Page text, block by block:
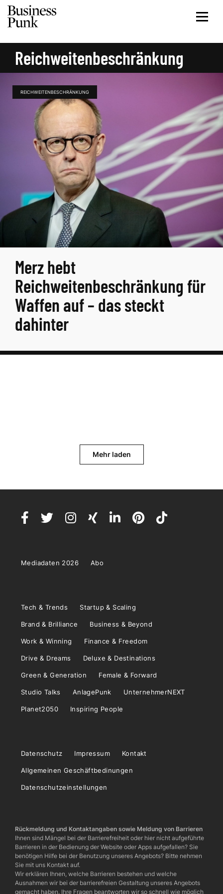
Reichweitenbeschränkung
REICHWEITENBESCHRÄNKUNG
Merz hebt
Reichweitenbeschränkung für
Waffen auf – das steckt
dahinter
Mehr laden
Mediadaten 2026 Abo
Tech & Trends Startup & Scaling
Brand & Brilliance Business & Beyond
Work & Winning Finance & Freedom
Drive & Dreams Deluxe & Destinations
Green & Generation Female & Forward
Studio Talks AnlagePunk UnternehmerNEXT
Planet2050 Inspiring People
Datenschutz Impressum Kontakt
Allgemeinen Geschäftbedinungen
Datenschutzeinstellungen
Rückmeldung und Kontaktangaben sowie Meldung von Barrieren
Ihnen sind Mängel bei der Barrierefreiheit oder hier nicht aufgeführte
Barrieren in der Bedienung der Website oder Apps aufgefallen? Sie
benötigen Hilfe bei der Benutzung unseres Angebots? Bitte nehmen
Sie mit uns Kontakt auf.
Wir erklären Ihnen, welche Barrieren bestehen und welche
Ausnahmen wir bei der barrierefreien Gestaltung unseres Angebots
gemacht haben. Ihre Fragen beantworten wir so schnell wie möglich